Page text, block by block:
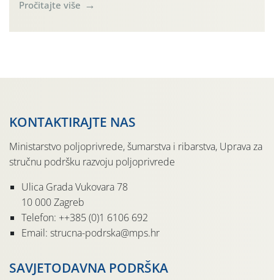
tradicije u Putnikovićima na poluotoku Pelješcu, u
Pročitajte više
KONTAKTIRAJTE NAS
Ministarstvo poljoprivrede, šumarstva i ribarstva, Uprava za
stručnu podršku razvoju poljoprivrede
Ulica Grada Vukovara 78
10 000 Zagreb
Telefon: ++385 (0)1 6106 692
Email: strucna-podrska@mps.hr
SAVJETODAVNA PODRŠKA